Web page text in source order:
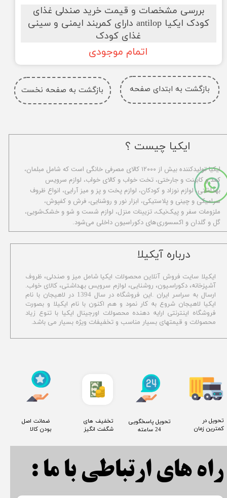
بررسی مشخصات و قیمت خرید صندلی غذای
کودک ایکیا antilop دارای کمربند ایمنی و سینی
غذای کودک
اتمام موجودی
بازگشت به صفحه نخست بازگشت به ابتدای صفحه
​درباره آیکیلا
ایکیلا سایت فروش آنلاین محصولات ایکیا شامل میز و صندلی، ظروف
آشپزخانه، دکوراسیون، روشنایی، لوازم سرویس بهداشتی، کالای خواب.
ارسال به سراسر ایران .این فروشگاه در سال 1394 در لاهیجان با نام
ایکیا لاهیجان شروع به کار نمود و هم اکنون با نام ایکیلا و بصورت
فروشگاه اینترنتی ارایه دهنده محصولات اورجینال ایکیا با تنوع زیاد
محصولات و قیمتهای بسیار مناسب و تخفیفات ویژه بسیار می باشد.
راه های ارتباطی با ما :
ایکیا چیست ؟
ا​یکیا تولیدکننده بیش از ۱۲۰۰۰ کالای مصرفی خانگی است که شامل مبلمان،
کمد و کابینت و جارختی، تخت خواب و کالای خواب، لوازم سرویس
بهداشتی، لوازم نوزاد و کودکان، لوازم پخت و پز و میز آرایی، انواع ظروف
سرامیکی و چینی و پلاستیکی، ابزار نور و روشنایی، فرش و کفپوش،
ملزومات سفر و پیک‌نیک، تزیینات منزل، لوازم شست و شو و خشک‌شویی،
گل و گلدان و اکسسوری‌های دکوراسیون داخلی می‌شود.
​تحویل در
کمترین زمان
​تحویل پاسخگویی
24 ساعته
​تخفیف های
شگفت انگیز
​ ضمانت اصل
بودن کالا